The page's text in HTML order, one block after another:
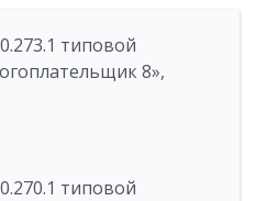
типовой
8»,
типовой